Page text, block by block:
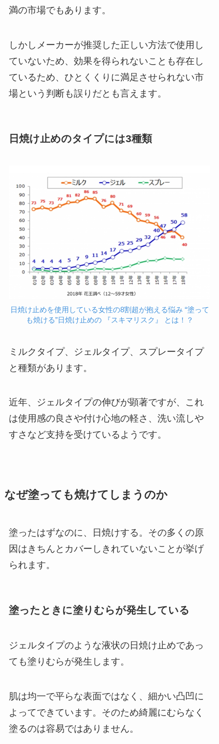
満の市場でもあります。
しかしメーカーが推奨した正しい方法で使用し
ていないため、効果を得られないことも存在し
ているため、ひとくくりに満足させられない市
場という判断も誤りだとも言えます。
日焼け止めのタイプには3種類
日焼け止めを使用している女性の8割超が抱える悩み “塗って
も焼ける”日焼け止めの 『スキマリスク』 とは！？
ミルクタイプ、ジェルタイプ、スプレータイプ
と種類があります。
近年、ジェルタイプの伸びが顕著ですが、これ
は使用感の良さや付け心地の軽さ、洗い流しや
すさなど支持を受けているようです。
なぜ塗っても焼けてしまうのか
塗ったはずなのに、日焼けする。その多くの原
因はきちんとカバーしきれていないことが挙げ
られます。
塗ったときに塗りむらが発生している
ジェルタイプのような液状の日焼け止めであっ
ても塗りむらが発生します。
肌は均一で平らな表面ではなく、細かい凸凹に
よってできています。そのため綺麗にむらなく
塗るのは容易ではありません。